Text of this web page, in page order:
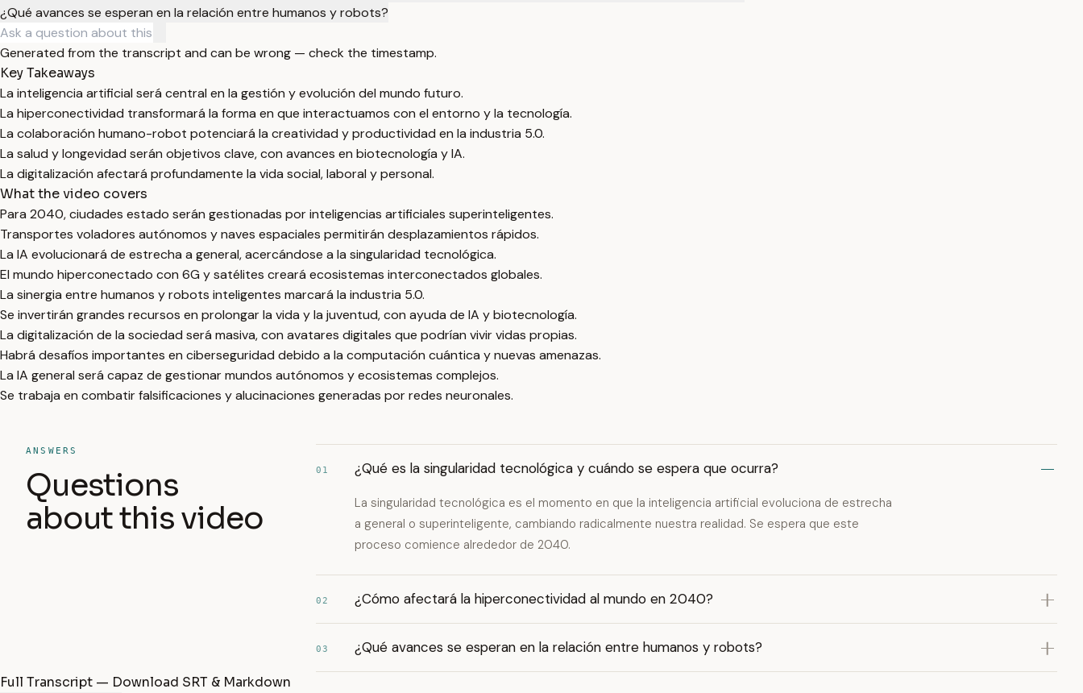
¿Qué avances se esperan en la relación entre humanos y robots?
Generated from the transcript and can be wrong — check the timestamp.
Key Takeaways
La inteligencia artificial será central en la gestión y evolución del mundo futuro.
La hiperconectividad transformará la forma en que interactuamos con el entorno y la tecnología.
La colaboración humano-robot potenciará la creatividad y productividad en la industria 5.0.
La salud y longevidad serán objetivos clave, con avances en biotecnología y IA.
La digitalización afectará profundamente la vida social, laboral y personal.
What the video covers
Para 2040, ciudades estado serán gestionadas por inteligencias artificiales superinteligentes.
Transportes voladores autónomos y naves espaciales permitirán desplazamientos rápidos.
La IA evolucionará de estrecha a general, acercándose a la singularidad tecnológica.
El mundo hiperconectado con 6G y satélites creará ecosistemas interconectados globales.
La sinergia entre humanos y robots inteligentes marcará la industria 5.0.
Se invertirán grandes recursos en prolongar la vida y la juventud, con ayuda de IA y biotecnología.
La digitalización de la sociedad será masiva, con avatares digitales que podrían vivir vidas propias.
Habrá desafíos importantes en ciberseguridad debido a la computación cuántica y nuevas amenazas.
La IA general será capaz de gestionar mundos autónomos y ecosistemas complejos.
Se trabaja en combatir falsificaciones y alucinaciones generadas por redes neuronales.
ANSWERS
Questions
about this video
01 ¿Qué es la singularidad tecnológica y cuándo se espera que ocurra?
La singularidad tecnológica es el momento en que la inteligencia artificial evoluciona de estrecha
a general o superinteligente, cambiando radicalmente nuestra realidad. Se espera que este
proceso comience alrededor de 2040.
02 ¿Cómo afectará la hiperconectividad al mundo en 2040?
03 ¿Qué avances se esperan en la relación entre humanos y robots?
Full Transcript — Download SRT & Markdown